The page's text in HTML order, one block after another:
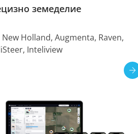
земеделие
New Holland, Augmenta, Raven,
Inteliview